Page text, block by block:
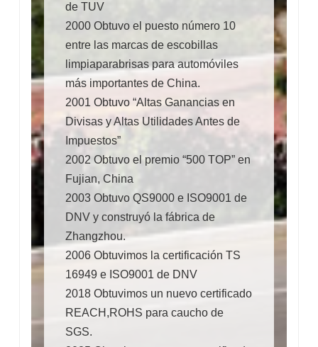
de TUV
2000 Obtuvo el puesto número 10
entre las marcas de escobillas
limpiaparabrisas para automóviles
más importantes de China.
2001 Obtuvo “Altas Ganancias en
Divisas y Altas Utilidades Antes de
Impuestos”
2002 Obtuvo el premio “500 TOP” en
Fujian, China
2003 Obtuvo QS9000 e ISO9001 de
DNV y construyó la fábrica de
Zhangzhou.
2006 Obtuvimos la certificación TS
16949 e ISO9001 de DNV
2018 Obtuvimos un nuevo certificado
REACH,ROHS para caucho de
SGS.